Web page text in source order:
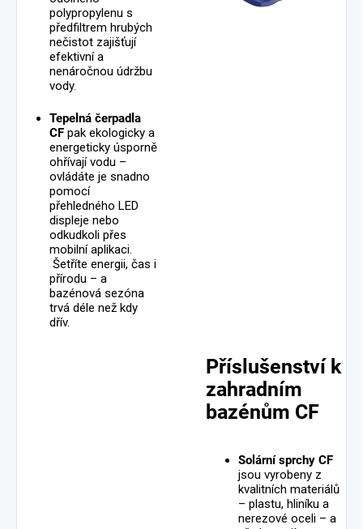
polypropylenu s
předfiltrem hrubých
nečistot zajišťují
efektivní a
nenáročnou údržbu
vody.
Tepelná čerpadla
CF pak ekologicky a
energeticky úsporně
ohřívají vodu –
ovládáte je snadno
pomocí
přehledného LED
displeje nebo
odkudkoli přes
mobilní aplikaci.
Šetříte energii, čas i
přírodu – a
bazénová sezóna
trvá déle než kdy
dřív.
Příslušenství k
zahradním
bazénům CF
Solární sprchy CF
jsou vyrobeny z
kvalitních materiálů
– plastu, hliníku a
nerezové oceli – a